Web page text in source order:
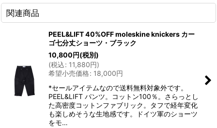
関連商品
PEEL&LIFT 40%OFF moleskine knickers カー
ゴ七分丈ショーツ・ブラック
10,800円(税別)
(税込: 11,880円)
希望小売価格: 18,000円
*セールアイテムなので送料無料対象外です。
PEEL&LIFT パンツ。コットン100％。さらっとし
た高密度コットンファブリック。タフで経年変化
も楽しめそうな生地感です。ドイツ軍のショーツ
をモ…